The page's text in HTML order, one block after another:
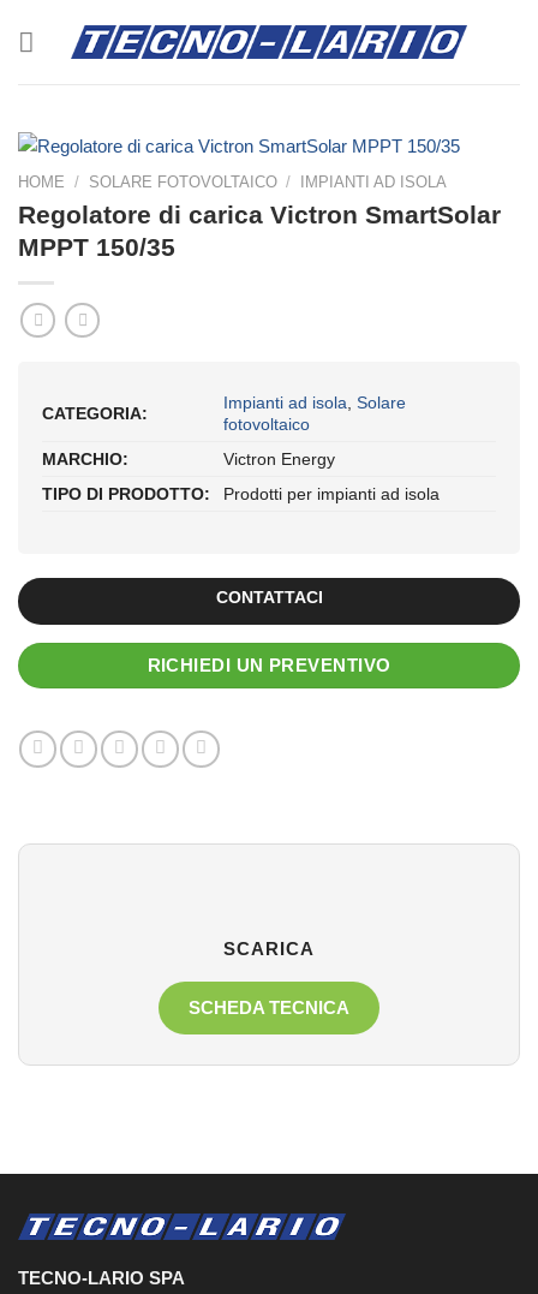
HOME / SOLARE FOTOVOLTAICO / IMPIANTI AD ISOLA
Regolatore di carica Victron SmartSolar
MPPT 150/35
CATEGORIA:
Impianti ad isola, Solare
fotovoltaico
MARCHIO:
Victron Energy
TIPO DI PRODOTTO:
Prodotti per impianti ad isola
CONTATTACI
RICHIEDI UN PREVENTIVO
SCARICA
SCHEDA TECNICA
TECNO-LARIO SPA